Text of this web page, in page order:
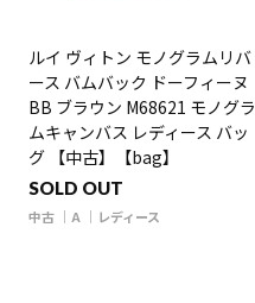
ルイ ヴィトン モノグラムリバ
ース バムバック ドーフィーヌ
BB ブラウン M68621 モノグラ
ムキャンバス レディース バッ
グ 【中古】【bag】
SOLD OUT
中古 A レディース